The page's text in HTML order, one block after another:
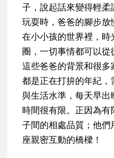
子，說起話來變得輕
玩耍時，爸爸的腳步
在小小孩的世界裡，
圈，一切事情都可以從
這些爸爸的背景和很多
都是正在打拚的年紀
與生活水準，每天早
時間很有限。正因為
子間的相處品質；他
座親密互動的橋樑！